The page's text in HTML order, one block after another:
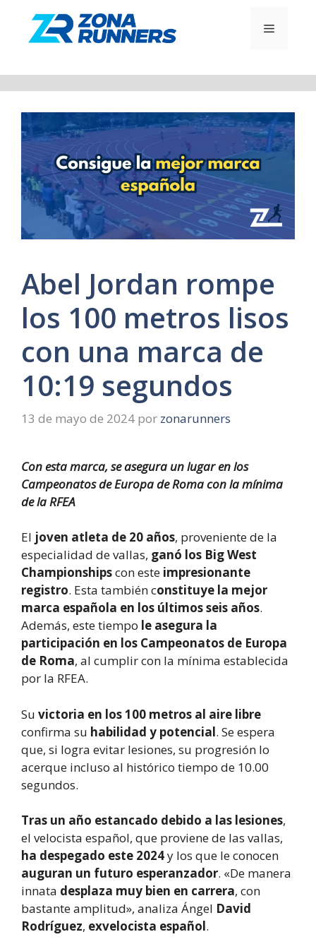
contenido
MENÚ
Abel Jordan rompe
los 100 metros lisos
con una marca de
10:19 segundos
13 de mayo de 2024 por zonarunners
Con esta marca, se asegura un lugar en los
Campeonatos de Europa de Roma con la mínima
de la RFEA
El joven atleta de 20 años, proveniente de la
especialidad de vallas, ganó los Big West
Championshipscon este impresionante
registro. Esta también constituye la mejor
marca española en los últimos seis años.
Además, este tiempo le asegura la
participación en los Campeonatos de Europa
de Roma, al cumplir con la mínima establecida
por la RFEA.
Su victoria en los 100 metros al aire libre
confirma su habilidad y potencial. Se espera
que, si logra evitar lesiones, su progresión lo
acerque incluso al histórico tiempo de 10.00
segundos.
Tras un año estancado debido a las lesiones,
el velocista español, que proviene de las vallas,
ha despegado este 2024y los que le conocen
auguran un futuro esperanzador. «De manera
innata desplaza muy bien en carrera, con
bastante amplitud», analiza Ángel David
Rodríguez, exvelocista español.